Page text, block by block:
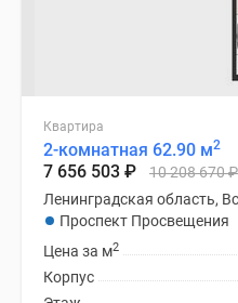
Квартира
2-комнатная 62.90 м2
7 656 503 ₽ 10 208 670₽
Ленинградская область,
Проспект Просвещения
Цена за м2
Корпус